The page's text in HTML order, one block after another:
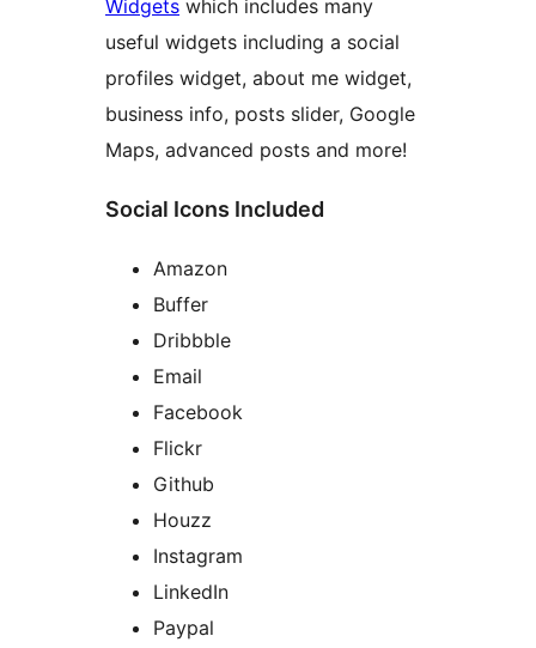
Widgets which includes many
useful widgets including a social
profiles widget, about me widget,
business info, posts slider, Google
Maps, advanced posts and more!
Social Icons Included
Amazon
Buffer
Dribbble
Email
Facebook
Flickr
Github
Houzz
Instagram
LinkedIn
Paypal